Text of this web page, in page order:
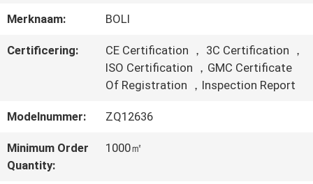
FABRIEKSTOCHT
KWALITEITSCONTROLE
Merknaam: BOLI
Certificering:
CE Certification ， 3C Certification ，
ISO Certification ，GMC Certificate
Of Registration ，Inspection Report
Modelnummer: ZQ12636
Minimum Order
Quantity:
1000㎡